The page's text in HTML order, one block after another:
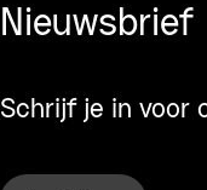
Nieuwsbrief
Schrijf je in voor